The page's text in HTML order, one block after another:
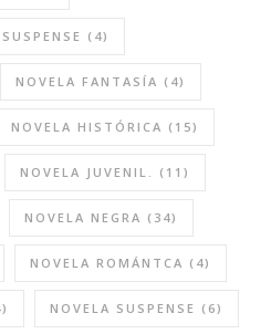
(4)
NOVELA FANTASÍA (4)
NOVELA HISTÓRICA (15)
NOVELA JUVENIL. (11)
NOVELA NEGRA (34)
NOVELA ROMÁNTCA (4)
NOVELA SUSPENSE (6)